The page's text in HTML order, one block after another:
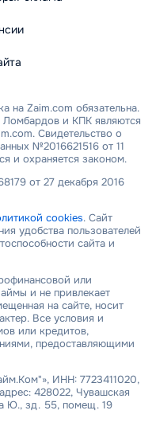
на Zaim.com обязательна.
и КПК являются
Свидетельство о
№2016621516 от 11
и охраняется законом.
от 27 декабря 2016
cookies. Сайт
удобства пользователей
сайта и
или
и не привлекает
на сайте, носит
Все условия и
или кредитов,
предоставляющими
ИНН: 7723411020,
428022, Чувашская
Ю., зд. 55, помещ. 19